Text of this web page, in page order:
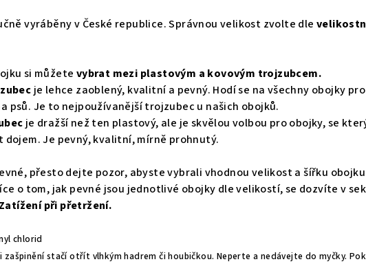
vyráběny v České republice.Správnou velikost zvolte dle
si můžete vybrat mezi plastovým a kovovým trojzubcem.
je lehce zaoblený, kvalitní a pevný. Hodí se na všechny obojky pro
psů. Je to nejpoužívanější trojzubec u našich obojků.
je dražší než ten plastový, ale je skvělou volbou pro obojky, se
dojem. Je pevný, kvalitní, mírně prohnutý.
přesto dejte pozor, abyste vybrali vhodnou velikost a šířku
o tom, jak pevné jsou jednotlivé obojky dle velikostí, se dozvíte v
Zatížení při přetržení.
chlorid
zašpinění stačí otřít vlhkým hadrem či houbičkou. Neperte a nedávejte do myčky.